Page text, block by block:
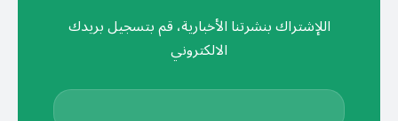
اللإشتراك بنشرتنا الأخبارية، قم بتسجيل بريدك
الالكتروني